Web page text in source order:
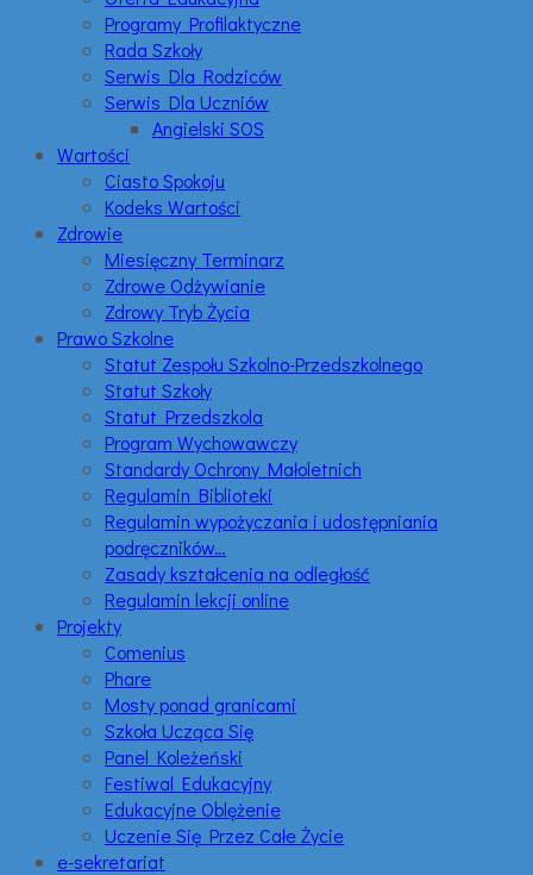
Programy Profilaktyczne
Rada Szkoły
Serwis Dla Rodziców
Serwis Dla Uczniów
Angielski SOS
Wartości
Ciasto Spokoju
Kodeks Wartości
Zdrowie
Miesięczny Terminarz
Zdrowe Odżywianie
Zdrowy Tryb Życia
Prawo Szkolne
Statut Zespołu Szkolno-Przedszkolnego
Statut Szkoły
Statut Przedszkola
Program Wychowawczy
Standardy Ochrony Małoletnich
Regulamin Biblioteki
Regulamin wypożyczania i udostępniania
podręczników…
Zasady kształcenia na odległość
Regulamin lekcji online
Projekty
Comenius
Phare
Mosty ponad granicami
Szkoła Ucząca Się
Panel Koleżeński
Festiwal Edukacyjny
Edukacyjne Oblężenie
Uczenie Się Przez Całe Życie
e-sekretariat